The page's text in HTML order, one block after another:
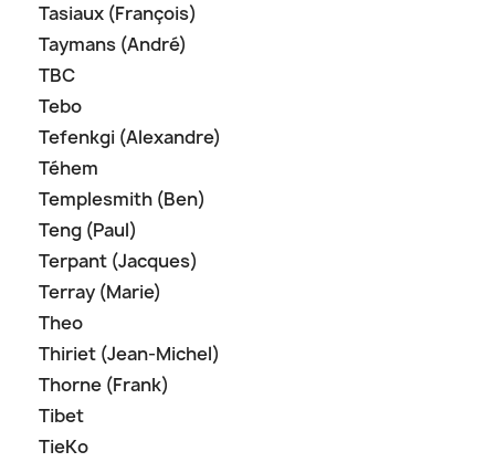
Tasiaux (François)
Taymans (André)
TBC
Tebo
Tefenkgi (Alexandre)
Téhem
Templesmith (Ben)
Teng (Paul)
Terpant (Jacques)
Terray (Marie)
Theo
Thiriet (Jean-Michel)
Thorne (Frank)
Tibet
TieKo